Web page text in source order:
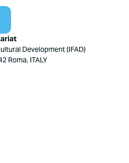
Development (IFAD)
Roma, ITALY